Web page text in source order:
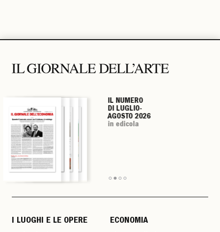
IL NUMERO
DI LUGLIO-
AGOSTO 2026
in edicola
IL NUMERO
DI LUGLIO-
AGOSTO 2026
in edicola
IL NUMERO
DI LUGLIO-
AGOSTO 2026
in edicola
IL NUMERO
DI LUGLIO-
AGOSTO 2026
in edicola
I LUOGHI E LE OPERE ECONOMIA